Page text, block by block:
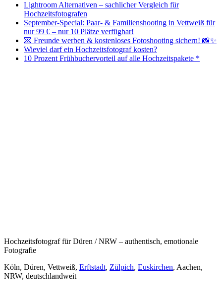
Lightroom Alternativen – sachlicher Vergleich für
Hochzeitsfotografen
September-Special: Paar- & Familienshooting in Vettweiß für
nur 99 € – nur 10 Plätze verfügbar!
💌 Freunde werben & kostenloses Fotoshooting sichern! 📸✨
Wieviel darf ein Hochzeitsfotograf kosten?
10 Prozent Frühbuchervorteil auf alle Hochzeitspakete *
Hochzeitsfotograf für Düren / NRW – authentisch, emotionale
Fotografie
Köln, Düren, Vettweiß, Erftstadt, Zülpich, Euskirchen, Aachen,
NRW, deutschlandweit